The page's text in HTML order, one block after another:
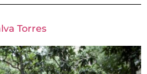
Torres